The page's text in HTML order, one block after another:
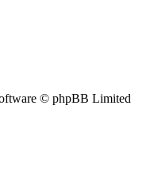
© phpBB Limited